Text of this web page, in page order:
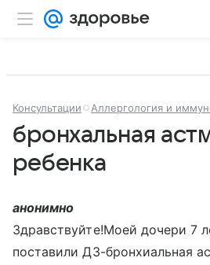
Консультации Аллергология и
бронхальная
ребенка
анонимно
Здравствуйте!Моей дочери 7
поставили ДЗ-бронхиальная